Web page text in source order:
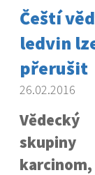
Čeští
ledvin
přerušit
26.02.2016
skupiny